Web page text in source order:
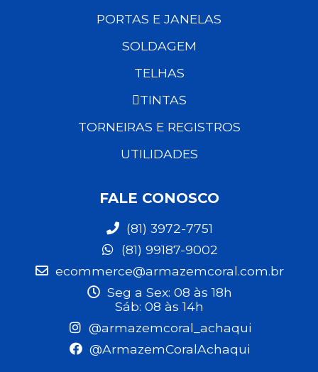
PORTAS E JANELAS
SOLDAGEM
TELHAS
TINTAS
TORNEIRAS E REGISTROS
UTILIDADES
FALE CONOSCO
(81) 3972-7751
(81) 99187-9002
ecommerce@armazemcoral.com.br
Seg a Sex: 08 às 18h
Sáb: 08 às 14h
@armazemcoral_achaqui
@ArmazemCoralAchaqui